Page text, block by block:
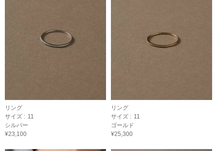
リング
サイズ : 11
シルバー
¥23,100
リング
サイズ : 11
ゴールド
¥25,300